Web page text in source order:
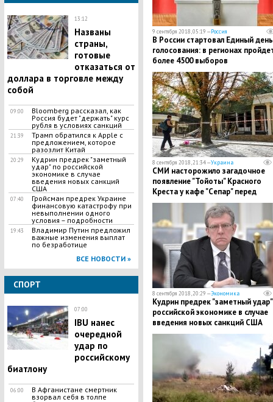
13:12
Названы
страны,
готовые
отказаться от
доллара в торговле между
собой
09:00
Bloomberg рассказал, как
Россия будет "держать" курс
рубля в условиях санкций
21:39
Трамп обратился к Apple с
предложением, которое
разозлит Китай
20:29
Кудрин предрек "заметный
удар" по российской
экономике в случае
введения новых санкций
США
07:40
Гройсман предрек Украине
финансовую катастрофу при
невыполнении одного
условия – подробности
19:43
Владимир Путин предложил
важные изменения выплат
по безработице
ВСЕ НОВОСТИ »
СПОРТ
07:00
IBU нанес
очередной
удар по
российскому
биатлону
06:00
В Афганистане смертник
взорвал себя в толпе
9 сентября 2018, 05:19 —Россия
В России стартовал Единый день
голосования: в регионах
более 4500 выборов
8 сентября 2018, 21:34 —Украина
СМИ насторожило загадочное
появление "Тойоты" Красного
Креста у кафе "Сепар" перед
убийством Захарченко
8 сентября 2018, 20:29 —Экономика
Кудрин предрек "заметный
российской экономике в случае
введения новых санкций США